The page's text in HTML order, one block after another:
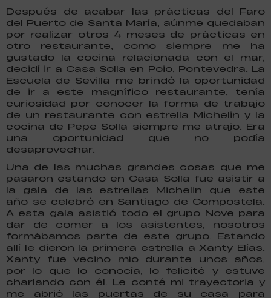
Después de acabar las prácticas del Faro
del Puerto de Santa María, aúnme quedaban
por realizar otros 4 meses de prácticas en
otro restaurante, como siempre me ha
gustado la cocina relacionada con el mar,
decidí ir a Casa Solla en Poio, Pontevedra. La
Escuela de Sevilla me brindó la oportunidad
de ir a este magnífico restaurante, tenía
curiosidad por conocer la forma de trabajo
de un restaurante con estrella Michelin y la
cocina de Pepe Solla siempre me atrajo. Era
una oportunidad que no podía
desaprovechar.
Una de las muchas grandes cosas que me
pasaron estando en Casa Solla fue asistir a
la gala de las estrellas Michelin que este
año se celebró en Santiago de Compostela.
A esta gala asistió todo el grupo Nove para
dar de comer a los asistentes, nosotros
formábamos parte de este grupo. Estando
allí le dieron la primera estrella a Xanty Elías.
Xanty fue vecino mío durante unos años,
por lo que lo conocía, lo felicité y estuve
charlando con él. Le conté mi trayectoria y
me abrió las puertas de su casa para